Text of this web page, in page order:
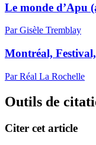
Le monde d’Apu
Par Gisèle Tremblay
Montréal,
Par Réal La Rochelle
Outils de
Citer cet article